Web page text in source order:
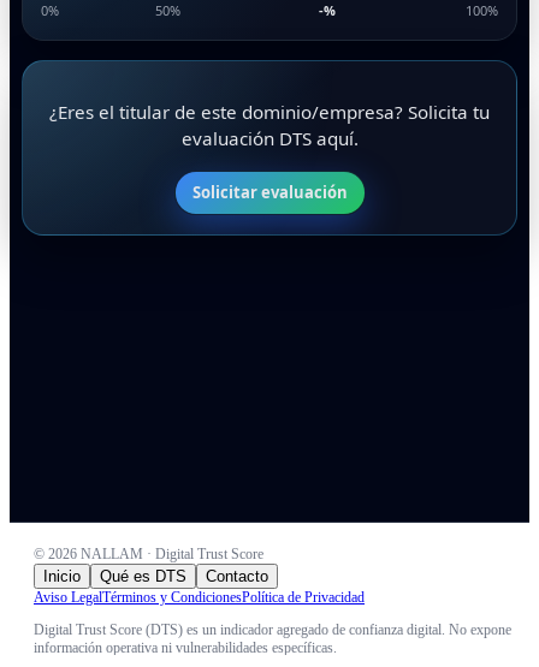
0% 50% -% 100%
¿Eres el titular de este dominio/empresa? Solicita tu
evaluación DTS aquí.
Solicitar evaluación
© 2026 NALLAM · Digital Trust Score
Inicio Qué es DTS Contacto
Aviso LegalTérminos y CondicionesPolítica de Privacidad
Digital Trust Score (DTS) es un indicador agregado de confianza digital. No expone
información operativa ni vulnerabilidades específicas.